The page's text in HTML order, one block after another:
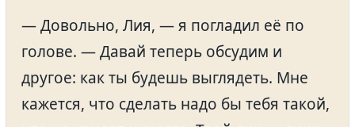
— Довольно, Лия, — я погладил её по
голове. — Давай теперь обсудим и
другое: как ты будешь выглядеть. Мне
кажется, что сделать надо бы тебя такой,